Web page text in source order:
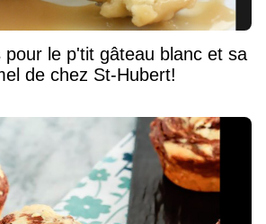
pour le p'tit gâteau blanc et sa
de chez St-Hubert!